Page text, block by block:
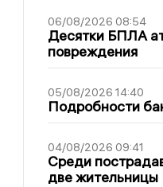
06/08/2026 08:54
Десятки БПЛА
повреждения
05/08/2026 14:40
Подробности
04/08/2026 09:41
Среди
две жительницы